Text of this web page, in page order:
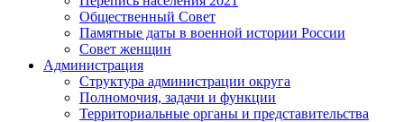
Общественный Совет
Памятные даты в военной истории России
Совет женщин
Администрация
Структура администрации округа
Полномочия, задачи и функции
Территориальные органы и представительства